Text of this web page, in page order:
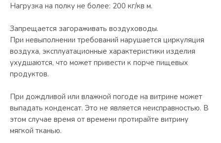
Нагрузка на полку не более: 200 кг/кв м.
Запрещается загораживать воздуховоды.
При невыполнении требований нарушается циркуляция
воздуха, эксплуатационные характеристики изделия
ухудшаются, что может привести к порче пищевых
продуктов.
При дождливой или влажной погоде на витрине может
выпадать конденсат. Это не является неисправностью. В
этом случае время от времени протирайте витрину
мягкой тканью.